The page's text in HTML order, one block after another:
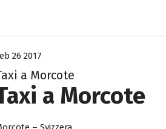
26 2017
a Morcote
a Morcote